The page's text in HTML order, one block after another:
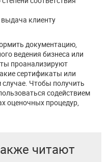
клиенту
документацию,
ведения бизнеса или
проанализируют
сертификаты или
Чтобы получить
содействием
оценочных процедур,
читают